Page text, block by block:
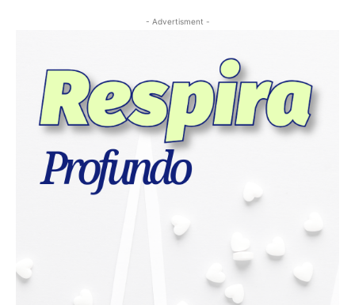
- Advertisment -